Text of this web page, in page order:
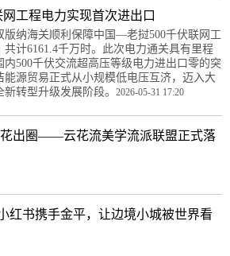
工程电力实现首次进出口
版纳海关顺利保障中国—老挝500千伏联网工
计6161.4千万时。此次电力通关具有里程
500千伏交流超高压等级电力进出口零的突
能源贸易正式从小规模低电压互济，迈入大
转型升级发展阶段。 2026-05-31 17:20
出圈——云花流美学流派联盟正式落
红书携手金平，让边境小城被世界看